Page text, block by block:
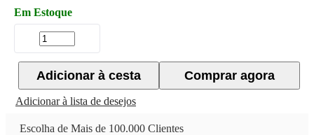
Em Estoque
Comprar agora
Adicionar à cesta
Adicionar à lista de desejos
Escolha de Mais de 100.000 Clientes